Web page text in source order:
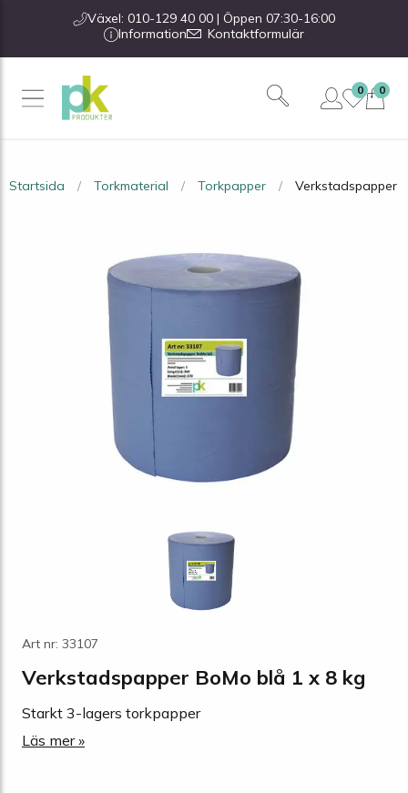
Växel: 010-129 40 00 | Öppen 07:30-16:00
Information
Kontaktformulär
0
0
Startsida Torkmaterial Torkpapper Verkstadspapper
Art nr: 33107
Verkstadspapper BoMo blå 1 x 8 kg
Starkt 3-lagers torkpapper
Läs mer »